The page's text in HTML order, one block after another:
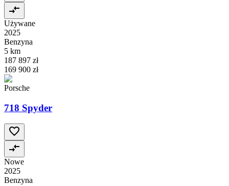
Używane
2025
Benzyna
5 km
187 897 zł
169 900 zł
Porsche
718 Spyder
Nowe
2025
Benzyna